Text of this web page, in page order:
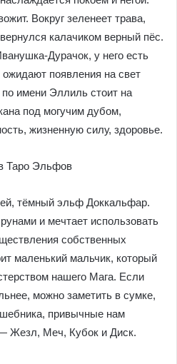
карт.
принц Альберик, который
наслаждается покоем и
тревожит. Вокруг зеленеет
ног свернулся калачиком
какой-то Иванушка-Дурачок,
и супруги ожидают
Жена Альберика по имени
нулевого Аркана под
тёмный эльф Доккальфар.
и мечтает
для осуществления
с ним стоит маленький
мастерством